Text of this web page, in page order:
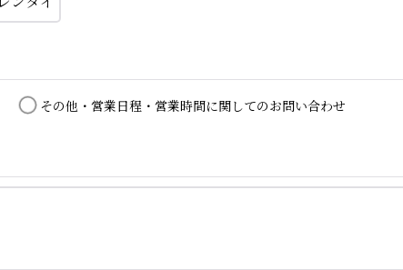
その他・営業日程・営業時間に関してのお問い合わせ